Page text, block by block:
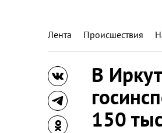
Лента Происшествия
В
150